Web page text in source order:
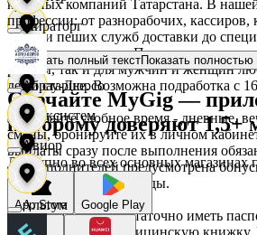
Ваншоп
Ворксистем
Гелиус
Мираторг
Абрау-Дюрсо
Авиор
Альтум
крупных компаний Татарстана. В
профессии: от разнорабочих, кассиров,
такси и пеших служб доставки до
вкусным питанием. Подходит как для
работы, так и для мужчин и женщин
лет и старше. Возможна подработка с
Выбирайте удобное время - дневные,
смены, бронируйте их в личном
выплаты сразу после выполнения
для исполнителей предусмотрена
дополнительные награды.
Для оформления достаточно иметь
необходимости - медицинскую
Показать полный текстПоказать полностью
Скачайте MyGig —
которому доверяют 1,5+
Доступно во всех основных магазинах
App Store Google Play